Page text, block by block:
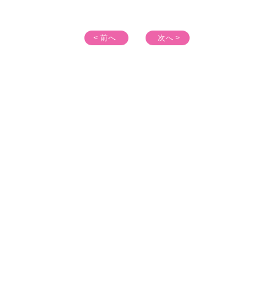
< 前へ 次へ >